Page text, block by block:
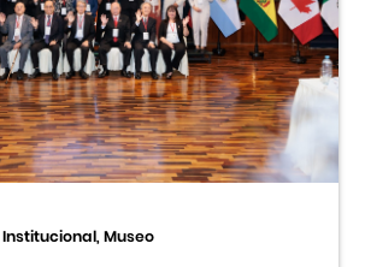
Institucional, Museo